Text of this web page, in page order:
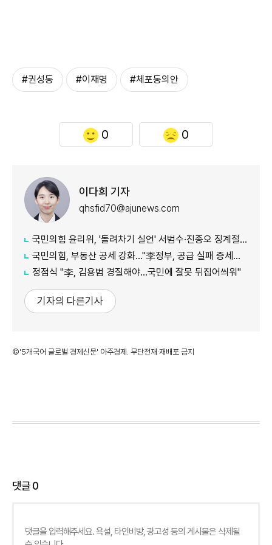
#권성동 #이재명 #체포동의안
0 0
이다희 기자
qhsfid70@ajunews.com
국민의힘 윤리위, '돌려차기 실언' 서범수·진종오 징계절차 개시
국민의힘, 부동산 공세 강화..."李정부, 공급 실패 증세로 덮으려 해"
정점식 "李, 김용범 경질해야...국민에 잘못 뒤집어씌워"
기자의 다른기사
©'5개국어 글로벌 경제신문' 아주경제. 무단전재·재배포 금지
댓글0